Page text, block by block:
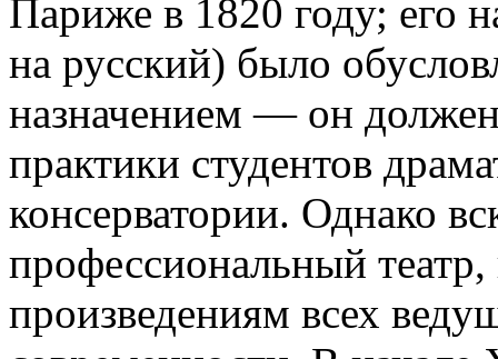
Париже в 1820 году; его
на русский) было
назначением — он
практики студентов
консерватории. Однако
профессиональный
произведениям всех